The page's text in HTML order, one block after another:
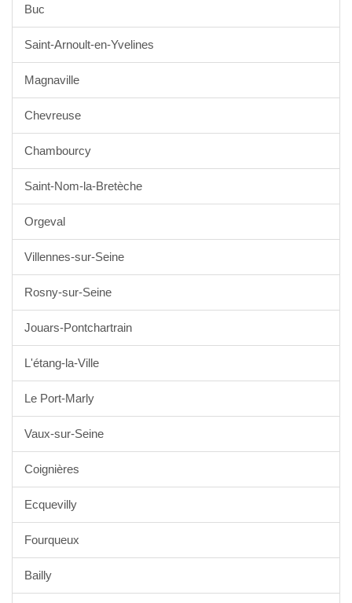
Buc
Saint-Arnoult-en-Yvelines
Magnaville
Chevreuse
Chambourcy
Saint-Nom-la-Bretèche
Orgeval
Villennes-sur-Seine
Rosny-sur-Seine
Jouars-Pontchartrain
L'étang-la-Ville
Le Port-Marly
Vaux-sur-Seine
Coignières
Ecquevilly
Fourqueux
Bailly